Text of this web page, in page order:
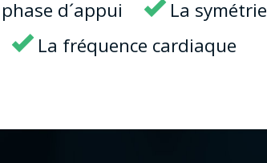
d´appui
La symétrie
La fréquence cardiaque